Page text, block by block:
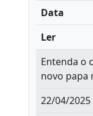
Data
Ler
Entenda o
novo papa
22/04/2025